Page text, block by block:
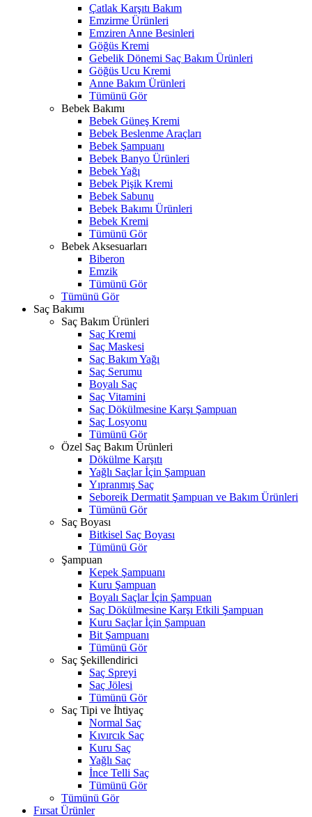
Çatlak Karşıtı Bakım
Emzirme Ürünleri
Emziren Anne Besinleri
Göğüs Kremi
Gebelik Dönemi Saç Bakım Ürünleri
Göğüs Ucu Kremi
Anne Bakım Ürünleri
Tümünü Gör
Bebek Bakımı
Bebek Güneş Kremi
Bebek Beslenme Araçları
Bebek Şampuanı
Bebek Banyo Ürünleri
Bebek Yağı
Bebek Pişik Kremi
Bebek Sabunu
Bebek Bakımı Ürünleri
Bebek Kremi
Tümünü Gör
Bebek Aksesuarları
Biberon
Emzik
Tümünü Gör
Tümünü Gör
Saç Bakımı
Saç Bakım Ürünleri
Saç Kremi
Saç Maskesi
Saç Bakım Yağı
Saç Serumu
Boyalı Saç
Saç Vitamini
Saç Dökülmesine Karşı Şampuan
Saç Losyonu
Tümünü Gör
Özel Saç Bakım Ürünleri
Dökülme Karşıtı
Yağlı Saçlar İçin Şampuan
Yıpranmış Saç
Seboreik Dermatit Şampuan ve Bakım Ürünleri
Tümünü Gör
Saç Boyası
Bitkisel Saç Boyası
Tümünü Gör
Şampuan
Kepek Şampuanı
Kuru Şampuan
Boyalı Saçlar İçin Şampuan
Saç Dökülmesine Karşı Etkili Şampuan
Kuru Saçlar İçin Şampuan
Bit Şampuanı
Tümünü Gör
Saç Şekillendirici
Saç Spreyi
Saç Jölesi
Tümünü Gör
Saç Tipi ve İhtiyaç
Normal Saç
Kıvırcık Saç
Kuru Saç
Yağlı Saç
İnce Telli Saç
Tümünü Gör
Tümünü Gör
Fırsat Ürünler